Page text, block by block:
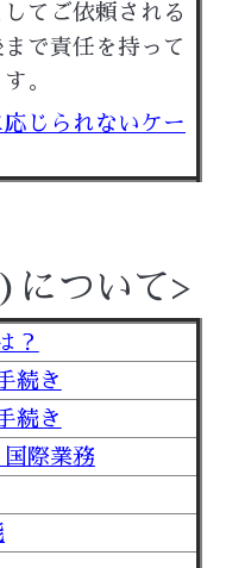
てご依頼される
で責任を持って
。
じられないケー
について>
？
続き
続き
際業務